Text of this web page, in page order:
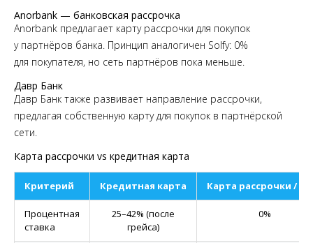
Anorbank — банковская рассрочка
Anorbank предлагает карту рассрочки для покупок
у партнёров банка. Принцип аналогичен Solfy: 0%
для покупателя, но сеть партнёров пока меньше.
Давр Банк
Давр Банк также развивает направление рассрочки,
предлагая собственную карту для покупок в партнёрской
сети.
Карта рассрочки vs кредитная карта
Критерий Кредитная карта Карта рассрочки /
Процентная
ставка
25–42% (после
грейса)
0%